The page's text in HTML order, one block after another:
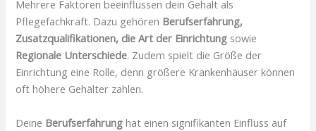
Mehrere Faktoren beeinflussen dein Gehalt als
Pflegefachkraft. Dazu gehören Berufserfahrung,
Zusatzqualifikationen, die Art der Einrichtung sowie
Regionale Unterschiede. Zudem spielt die Größe der
Einrichtung eine Rolle, denn größere Krankenhäuser können
oft höhere Gehälter zahlen.
Deine Berufserfahrung hat einen signifikanten Einfluss auf